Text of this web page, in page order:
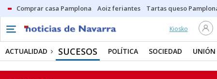
Comprar casa Pamplona Aoiz feriantes Tartas queso
Kiosko
ACTUALIDAD SUCESOS POLÍTICA SOCIEDAD UNIÓN